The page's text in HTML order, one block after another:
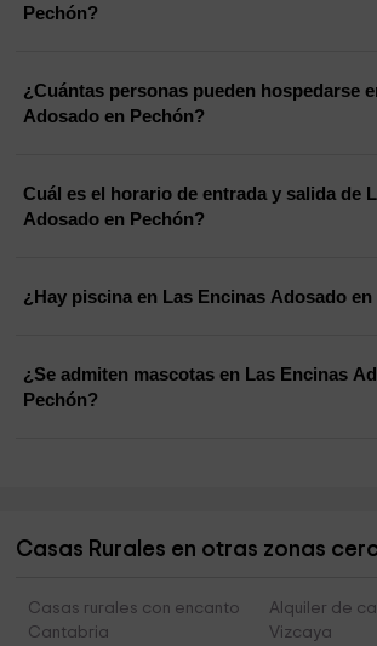
Pechón?
¿Cuántas personas pueden hospedarse
Adosado en Pechón?
Cuál es el horario de entrada y salida de Las Encinas
Adosado en Pechón?
¿Hay piscina en Las Encinas Adosado en
¿Se admiten mascotas en Las Encinas
Pechón?
Casas Rurales en otras zonas
Casas rurales con encanto
Cantabria
Alquiler de
Vizcaya